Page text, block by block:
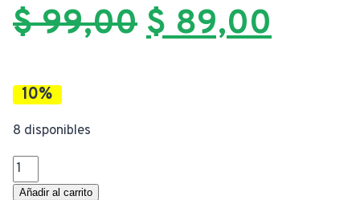
$99,00 El
$89,00
10%
8 disponibles
Bandeja
Tapa
Añadir al carrito